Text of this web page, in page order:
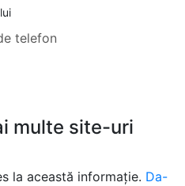
telefon
multe site-uri
la această informație. Da-